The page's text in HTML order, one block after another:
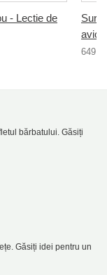
- Lectie de
649 lei
bărbatului. Găsiți
Găsiți idei pentru un